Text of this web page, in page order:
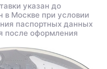
указан до
в Москве при условии
паспортных данных
после оформления